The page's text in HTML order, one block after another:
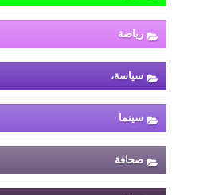
رياضة
سياسة،
سينما
صحافة